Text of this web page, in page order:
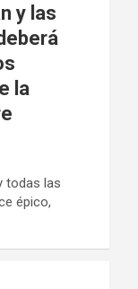
y las
la
todas las
épico,